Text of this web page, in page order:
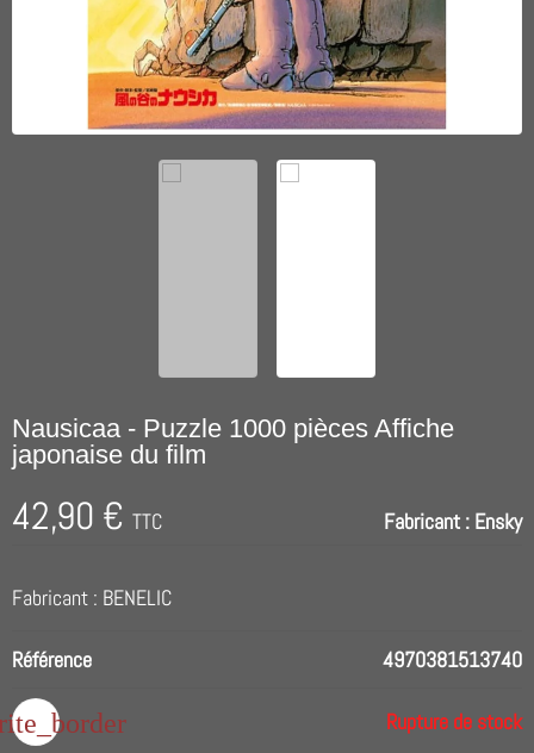
Nausicaa - Puzzle 1000 pièces Affiche
japonaise du film
Fabricant : Ensky
42,90 € TTC
Fabricant : BENELIC
Référence 4970381513740
Rupture de stock